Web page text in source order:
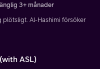
3+ månader
plötsligt. Al-Hashimi försöker
ASL)